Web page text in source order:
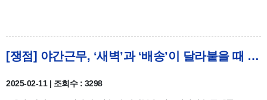
[쟁점] 야간근무, ‘새벽’과 ‘배송’이 달라붙을 때 -이다혜
2025-02-11 | 조회수 : 3298